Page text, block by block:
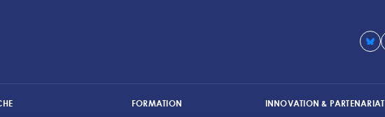
FORMATION INNOVATION & PARTENARIAT